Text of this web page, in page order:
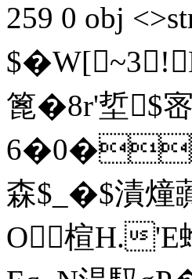
259 0 obj
$�
篦�8r'埑$
森$_�$漬燑
O楦H.'E